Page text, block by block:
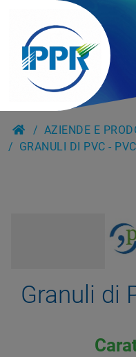
AZIENDE E
GRANULI DI PVC -
Granuli di